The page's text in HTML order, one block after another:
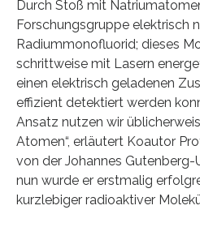
Durch Stoß mit
Forschungsgruppe elektrisch
Radiummonofluorid; dieses
schrittweise mit Lasern
einen elektrisch geladenen
effizient detektiert werden
Ansatz nutzen wir
Atomen“, erläutert Koautor
von der Johannes Gutenberg-
nun wurde er erstmalig
kurzlebiger radioaktiver